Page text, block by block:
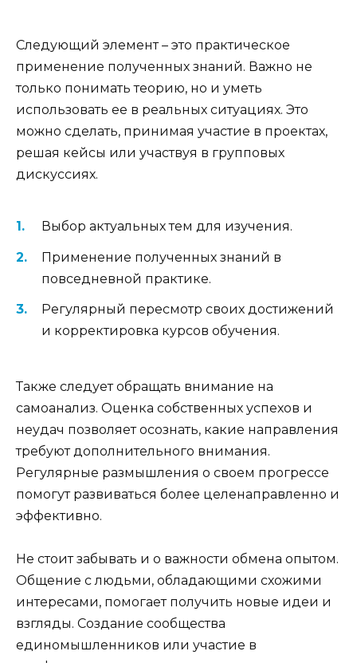
Следующий элемент – это практическое
применение полученных знаний. Важно не
только понимать теорию, но и уметь
использовать ее в реальных ситуациях. Это
можно сделать, принимая участие в проектах,
решая кейсы или участвуя в групповых
дискуссиях.
Выбор актуальных тем для изучения.
Применение полученных знаний в
повседневной практике.
Регулярный пересмотр своих достижений
и корректировка курсов обучения.
Также следует обращать внимание на
самоанализ. Оценка собственных успехов и
неудач позволяет осознать, какие направления
требуют дополнительного внимания.
Регулярные размышления о своем прогрессе
помогут развиваться более целенаправленно и
эффективно.
Не стоит забывать и о важности обмена опытом.
Общение с людьми, обладающими схожими
интересами, помогает получить новые идеи и
взгляды. Создание сообщества
единомышленников или участие в